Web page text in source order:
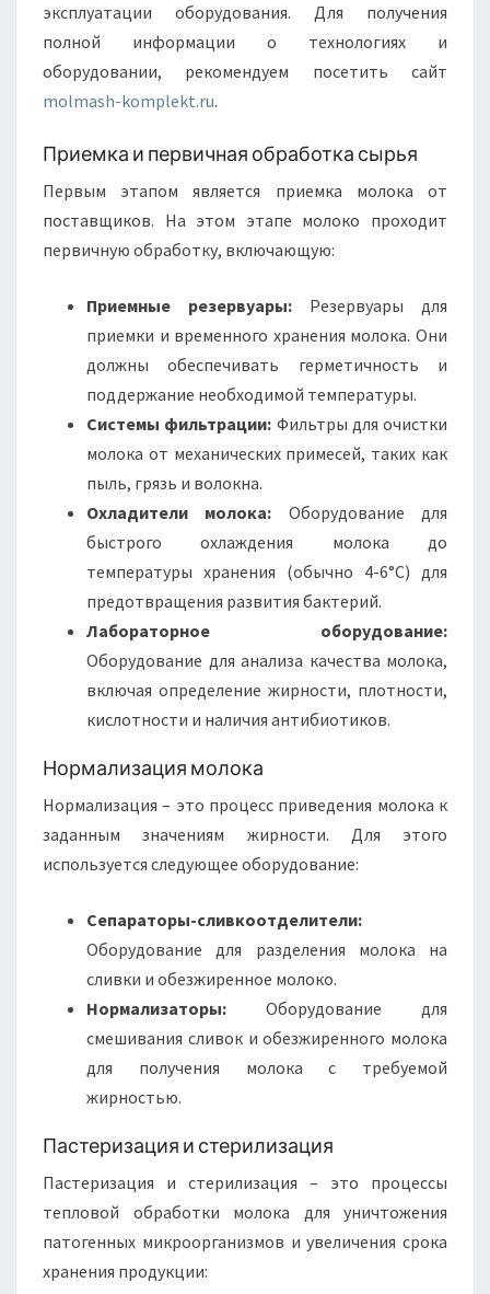
эксплуатации оборудования. Для получения
полной информации о технологиях и
оборудовании, рекомендуем посетить сайт
molmash-komplekt.ru.
Приемка и первичная обработка сырья
Первым этапом является приемка молока от
поставщиков. На этом этапе молоко проходит
первичную обработку, включающую:
Приемные резервуары: Резервуары для
приемки и временного хранения молока. Они
должны обеспечивать герметичность и
поддержание необходимой температуры.
Системы фильтрации: Фильтры для очистки
молока от механических примесей, таких как
пыль, грязь и волокна.
Охладители молока: Оборудование для
быстрого охлаждения молока до
температуры хранения (обычно 4-6°C) для
предотвращения развития бактерий.
Лабораторное оборудование:
Оборудование для анализа качества молока,
включая определение жирности, плотности,
кислотности и наличия антибиотиков.
Нормализация молока
Нормализация – это процесс приведения молока к
заданным значениям жирности. Для этого
используется следующее оборудование:
Сепараторы-сливкоотделители:
Оборудование для разделения молока на
сливки и обезжиренное молоко.
Нормализаторы: Оборудование для
смешивания сливок и обезжиренного молока
для получения молока с требуемой
жирностью.
Пастеризация и стерилизация
Пастеризация и стерилизация – это процессы
тепловой обработки молока для уничтожения
патогенных микроорганизмов и увеличения срока
хранения продукции: